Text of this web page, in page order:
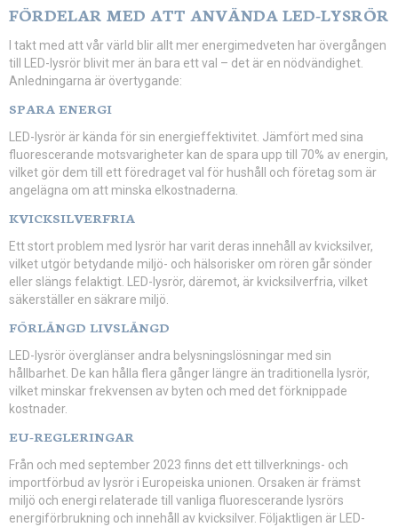
FÖRDELAR MED ATT ANVÄNDA LED-LYSRÖR
I takt med att vår värld blir allt mer energimedveten har övergången
till LED-lysrör blivit mer än bara ett val – det är en nödvändighet.
Anledningarna är övertygande:
SPARA ENERGI
LED-lysrör är kända för sin energieffektivitet. Jämfört med sina
fluorescerande motsvarigheter kan de spara upp till 70% av energin,
vilket gör dem till ett föredraget val för hushåll och företag som är
angelägna om att minska elkostnaderna.
KVICKSILVERFRIA
Ett stort problem med lysrör har varit deras innehåll av kvicksilver,
vilket utgör betydande miljö- och hälsorisker om rören går sönder
eller slängs felaktigt. LED-lysrör, däremot, är kvicksilverfria, vilket
säkerställer en säkrare miljö.
FÖRLÄNGD LIVSLÄNGD
LED-lysrör överglänser andra belysningslösningar med sin
hållbarhet. De kan hålla flera gånger längre än traditionella lysrör,
vilket minskar frekvensen av byten och med det förknippade
kostnader.
EU-REGLERINGAR
Från och med september 2023 finns det ett tillverknings- och
importförbud av lysrör i Europeiska unionen. Orsaken är främst
miljö och energi relaterade till vanliga fluorescerande lysrörs
energiförbrukning och innehåll av kvicksilver. Följaktligen är LED-